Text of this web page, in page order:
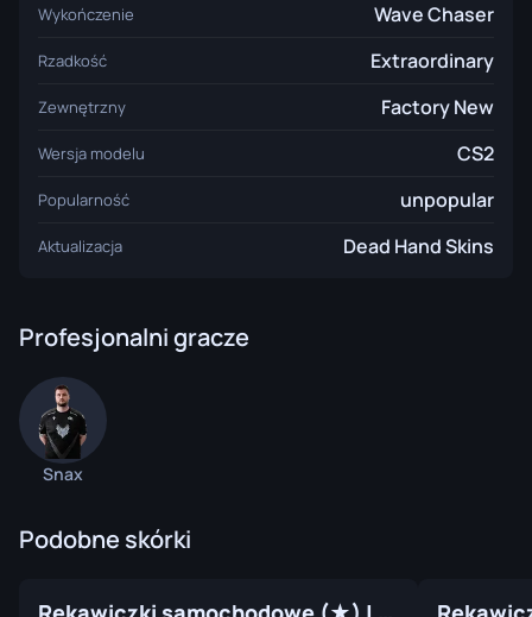
Wykończenie Wave Chaser
Rzadkość Extraordinary
Zewnętrzny Factory New
Wersja modelu CS2
Popularność unpopular
Aktualizacja Dead Hand Skins
Profesjonalni gracze
Snax
Podobne skórki